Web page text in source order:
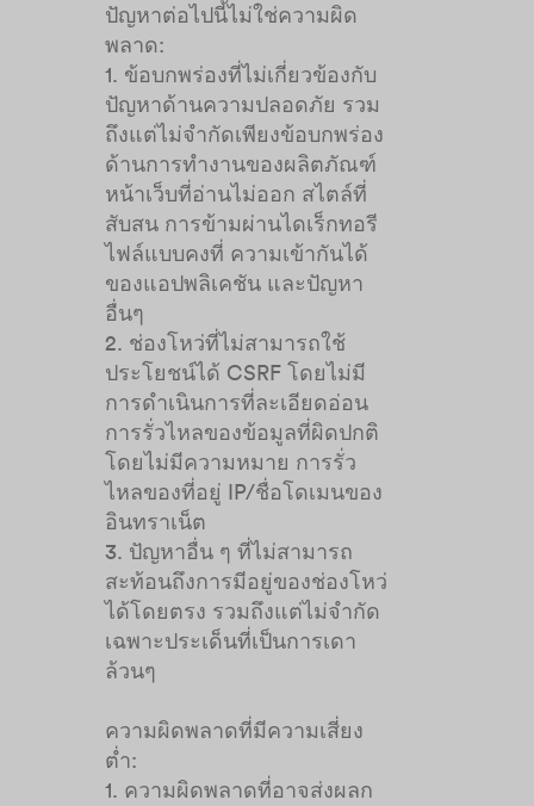
ปัญหาต่อไปนี้ไม่ใช่ความผิด
พลาด:
1. ข้อบกพร่องที่ไม่เกี่ยวข้องกับ
ปัญหาด้านความปลอดภัย รวม
ถึงแต่ไม่จำกัดเพียงข้อบกพร่อง
ด้านการทำงานของผลิตภัณฑ์
หน้าเว็บที่อ่านไม่ออก สไตล์ที่
สับสน การข้ามผ่านไดเร็กทอรี
ไฟล์แบบคงที่ ความเข้ากันได้
ของแอปพลิเคชัน และปัญหา
อื่นๆ
2. ช่องโหว่ที่ไม่สามารถใช้
ประโยชน์ได้ CSRF โดยไม่มี
การดำเนินการที่ละเอียดอ่อน
การรั่วไหลของข้อมูลที่ผิดปกติ
โดยไม่มีความหมาย การรั่ว
ไหลของที่อยู่ IP/ชื่อโดเมนของ
อินทราเน็ต
3. ปัญหาอื่น ๆ ที่ไม่สามารถ
สะท้อนถึงการมีอยู่ของช่องโหว่
ได้โดยตรง รวมถึงแต่ไม่จำกัด
เฉพาะประเด็นที่เป็นการเดา
ล้วนๆ
ความผิดพลาดที่มีความเสี่ยง
ต่ำ:
1. ความผิดพลาดที่อาจส่งผลก